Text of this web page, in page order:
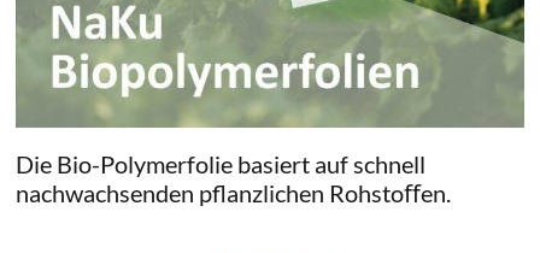
Die Bio-Polymerfolie basiert auf schnell
nachwachsenden pflanzlichen Rohstoﬀen.